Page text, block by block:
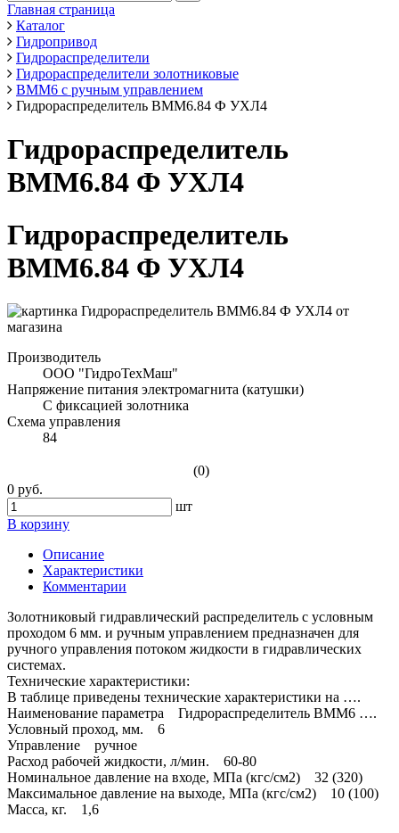
Главная страница
Каталог
Гидропривод
Гидрораспределители
Гидрораспределители золотниковые
ВММ6 с ручным управлением
Гидрораспределитель ВММ6.84 Ф УХЛ4
Гидрораспределитель
ВММ6.84 Ф УХЛ4
Гидрораспределитель
ВММ6.84 Ф УХЛ4
Производитель
ООО "ГидроТехМаш"
Напряжение питания электромагнита (катушки)
С фиксацией золотника
Схема управления
84
(0)
0 руб.
шт
В корзину
Описание
Характеристики
Комментарии
Золотниковый гидравлический распределитель с условным
проходом 6 мм. и ручным управлением предназначен для
ручного управления потоком жидкости в гидравлических
системах.
Технические характеристики:
В таблице приведены технические характеристики на ….
Наименование параметра Гидрораспределитель ВММ6 ….
Условный проход, мм. 6
Управление ручное
Расход рабочей жидкости, л/мин. 60-80
Номинальное давление на входе, МПа (кгс/см2) 32 (320)
Максимальное давление на выходе, МПа (кгс/см2) 10 (100)
Масса, кг. 1,6